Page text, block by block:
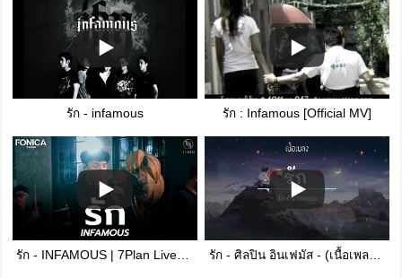
รัก - infamous รัก : Infamous [Official MV]
รัก - INFAMOUS | 7Plan Live Session รัก - ศิลปิน อินเฟมัส - (เนื้อเพลง) เพลงยุค90-ยุค2000